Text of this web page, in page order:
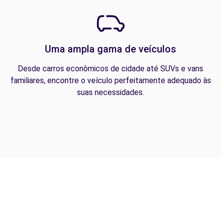
Uma ampla gama de veículos
Desde carros econômicos de cidade até SUVs e vans
familiares, encontre o veículo perfeitamente adequado às
suas necessidades.